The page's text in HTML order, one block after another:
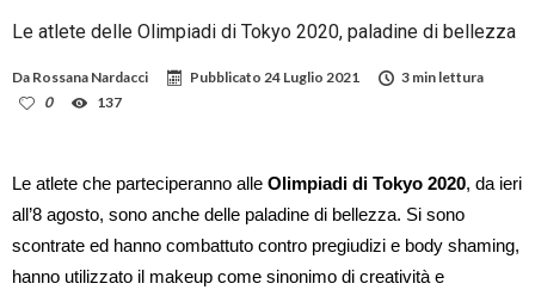
Le atlete delle Olimpiadi di Tokyo 2020, paladine di bellezza
Da Rossana Nardacci Pubblicato 24 Luglio 2021
3 min lettura
0
137
Le atlete che parteciperanno alle Olimpiadi di Tokyo 2020, da ieri
all’8 agosto, sono anche delle paladine di bellezza. Si sono
scontrate ed hanno combattuto contro pregiudizi e body shaming,
hanno utilizzato il makeup come sinonimo di creatività e